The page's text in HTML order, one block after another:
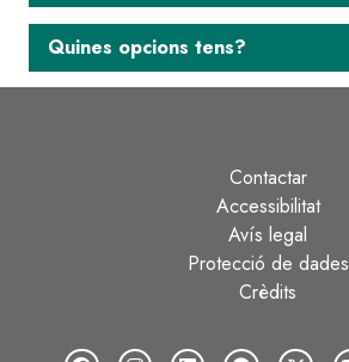
Quines opcions tens?
Contactar
Accessibilitat
Avís legal
Protecció de dades
Crèdits